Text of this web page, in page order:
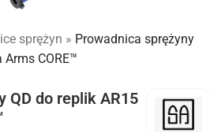
sprężyn » Prowadnica sprężyny
CORE™
QD do replik AR15